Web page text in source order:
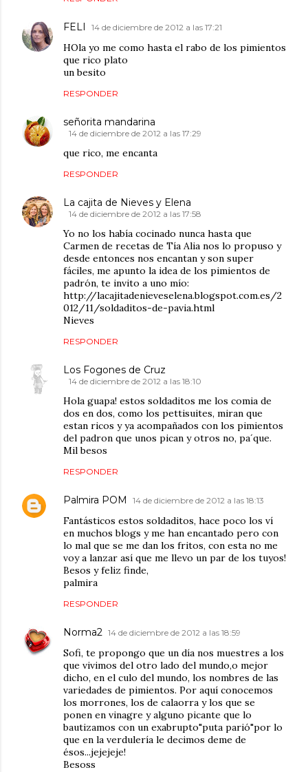
FELI 14 de diciembre de 2012 a las 17:21
HOla yo me como hasta el rabo de los pimientos
que rico plato
un besito
RESPONDER
señorita mandarina
14 de diciembre de 2012 a las 17:29
que rico, me encanta
RESPONDER
La cajita de Nieves y Elena
14 de diciembre de 2012 a las 17:58
Yo no los había cocinado nunca hasta que
Carmen de recetas de Tía Alia nos lo propuso y
desde entonces nos encantan y son super
fáciles, me apunto la idea de los pimientos de
padrón, te invito a uno mío:
http://lacajitadenieveselena.blogspot.com.es/2
012/11/soldaditos-de-pavia.html
Nieves
RESPONDER
Los Fogones de Cruz
14 de diciembre de 2012 a las 18:10
Hola guapa! estos soldaditos me los comia de
dos en dos, como los pettisuites, miran que
estan ricos y ya acompañados con los pimientos
del padron que unos pican y otros no, pa´que.
Mil besos
RESPONDER
Palmira POM 14 de diciembre de 2012 a las 18:13
Fantásticos estos soldaditos, hace poco los ví
en muchos blogs y me han encantado pero con
lo mal que se me dan los fritos, con esta no me
voy a lanzar así que me llevo un par de los tuyos!
Besos y feliz finde,
palmira
RESPONDER
Norma2 14 de diciembre de 2012 a las 18:59
Sofi, te propongo que un día nos muestres a los
que vivimos del otro lado del mundo,o mejor
dicho, en el culo del mundo, los nombres de las
variedades de pimientos. Por aquí conocemos
los morrones, los de calaorra y los que se
ponen en vinagre y alguno picante que lo
bautizamos con un exabrupto"puta parió"por lo
que en la verdulería le decimos deme de
ésos...jejejeje!
Besoss